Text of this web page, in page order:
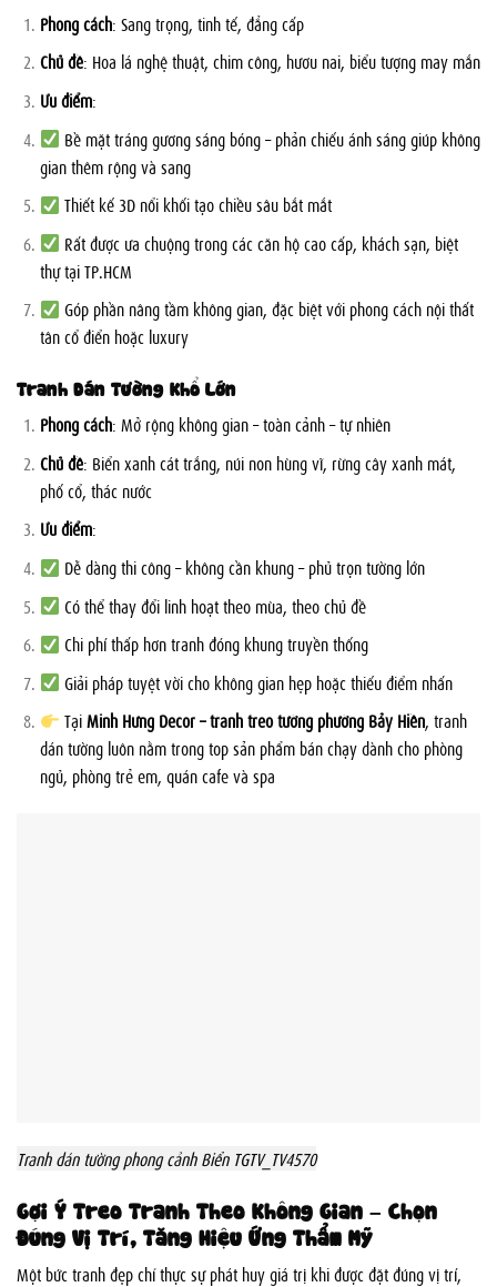
Phong cách: Sang trọng, tinh tế, đẳng cấp
Chủ đề: Hoa lá nghệ thuật, chim công, hươu nai, biểu tượng may mắn
Ưu điểm:
Bề mặt tráng gương sáng bóng – phản chiếu ánh sáng giúp không
gian thêm rộng và sang
Thiết kế 3D nổi khối tạo chiều sâu bắt mắt
Rất được ưa chuộng trong các căn hộ cao cấp, khách sạn, biệt
thự tại TP.HCM
Góp phần nâng tầm không gian, đặc biệt với phong cách nội thất
tân cổ điển hoặc luxury
Tranh Dán Tường Khổ Lớn
Phong cách: Mở rộng không gian – toàn cảnh – tự nhiên
Chủ đề: Biển xanh cát trắng, núi non hùng vĩ, rừng cây xanh mát,
phố cổ, thác nước
Ưu điểm:
Dễ dàng thi công – không cần khung – phủ trọn tường lớn
Có thể thay đổi linh hoạt theo mùa, theo chủ đề
Chi phí thấp hơn tranh đóng khung truyền thống
Giải pháp tuyệt vời cho không gian hẹp hoặc thiếu điểm nhấn
TạiMinh Hưng Decor – tranh treo tường phường Bảy Hiền, tranh
dán tường luôn nằm trong top sản phẩm bán chạy dành cho phòng
ngủ, phòng trẻ em, quán cafe và spa
Tranh dán tường phong cảnh Biển TGTV_TV4570
Gợi Ý Treo Tranh Theo Không Gian – Chọn
Đúng Vị Trí, Tăng Hiệu Ứng Thẩm Mỹ
Một bức tranh đẹp chỉ thực sự phát huy giá trị khi được đặt đúng vị trí,